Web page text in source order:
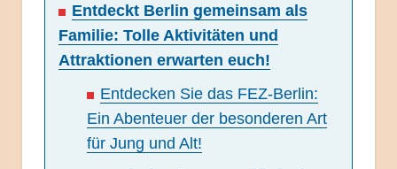
Entdeckt Berlin gemeinsam als
Familie: Tolle Aktivitäten und
Attraktionen erwarten euch!
Entdecken Sie das FEZ-Berlin:
Ein Abenteuer der besonderen Art
für Jung und Alt!